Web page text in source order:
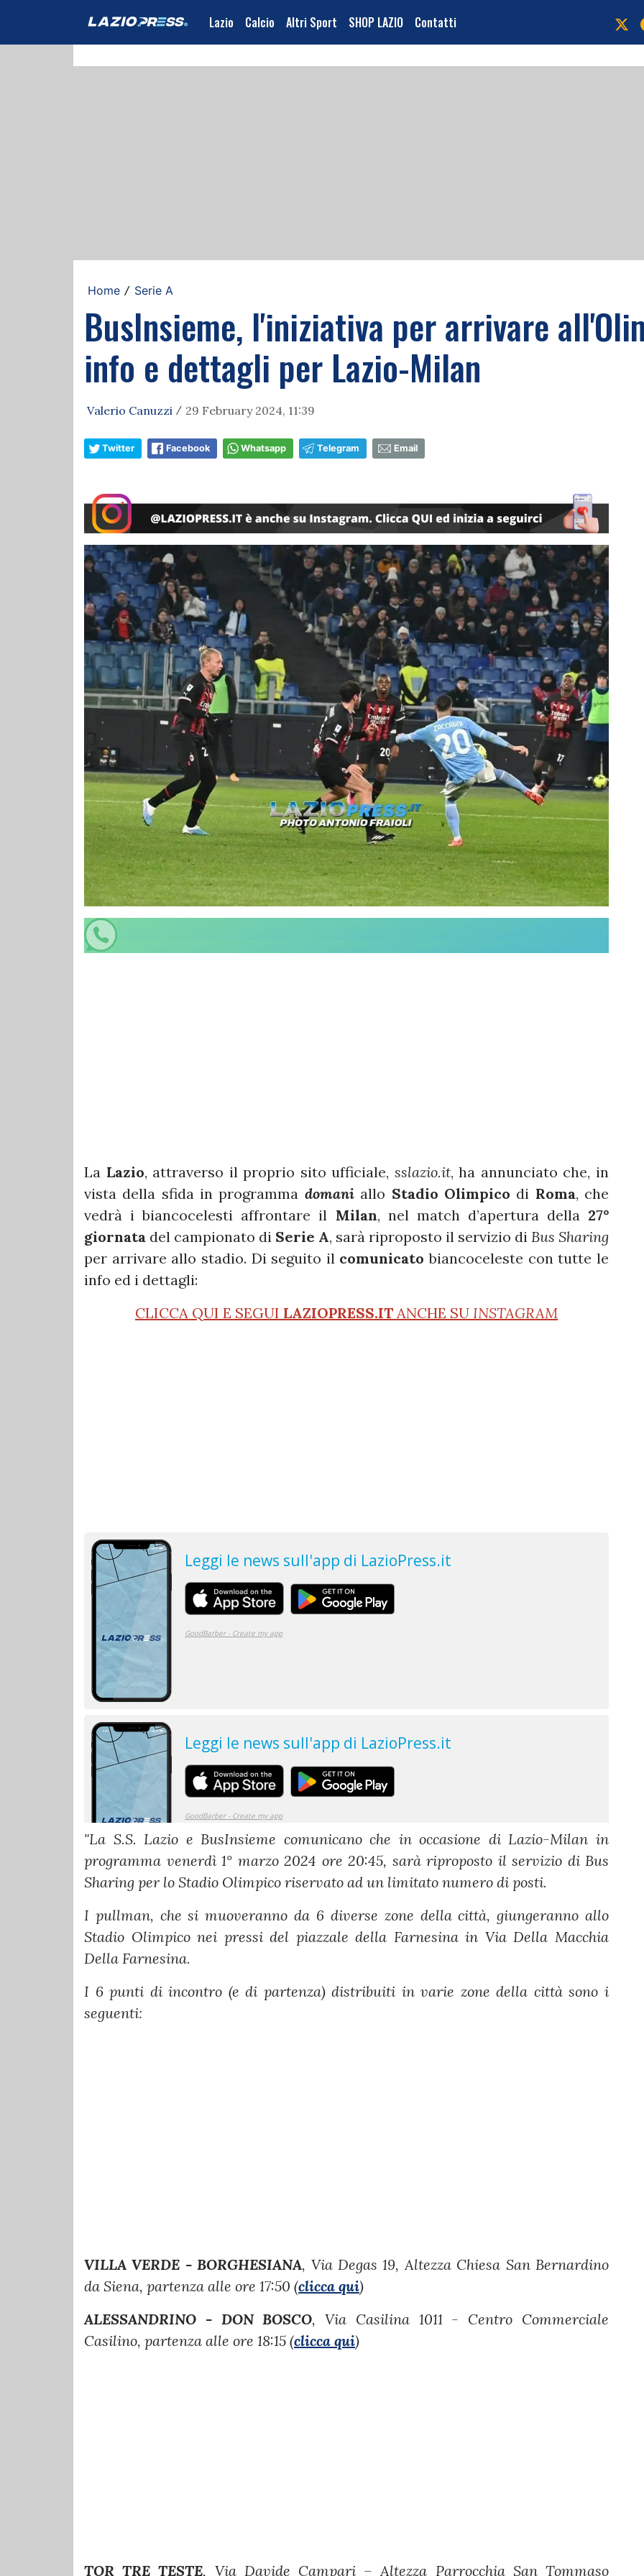
Lazio Calcio Altri Sport SHOP LAZIO Contatti
Home / Serie A
BusInsieme, l'iniziativa per arrivare
info e dettagli per Lazio-Milan
Valerio Canuzzi / 29 February 2024, 11:39
Twitter Facebook Whatsapp Telegram Email
La Lazio, attraverso il proprio sito ufficiale, sslazio.it, ha annunciato che, in
vista della sfida in programma domani allo Stadio Olimpico di Roma, che
vedrà i biancocelesti affrontare il Milan, nel match d’apertura della 27°
giornata del campionato di Serie A, sarà riproposto il servizio di Bus Sharing
per arrivare allo stadio. Di seguito il comunicatobiancoceleste con tutte le
info ed i dettagli:
CLICCA QUI E SEGUI LAZIOPRESS.IT ANCHE SU INSTAGRAM
"La S.S. Lazio e BusInsieme comunicano che in occasione di Lazio-Milan in
programma venerdì 1° marzo 2024 ore 20:45, sarà riproposto il servizio di Bus
Sharing per lo Stadio Olimpico riservato ad un limitato numero di posti.
I pullman, che si muoveranno da 6 diverse zone della città, giungeranno allo
Stadio Olimpico nei pressi del piazzale della Farnesina in Via Della Macchia
Della Farnesina.
I 6 punti di incontro (e di partenza) distribuiti in varie zone della città sono i
seguenti:
VILLA VERDE - BORGHESIANA, Via Degas 19, Altezza Chiesa San Bernardino
da Siena, partenza alle ore 17:50 (clicca qui)
ALESSANDRINO - DON BOSCO, Via Casilina 1011 - Centro Commerciale
Casilino, partenza alle ore 18:15 (clicca qui)
TOR TRE TESTE, Via Davide Campari – Altezza Parrocchia San Tommaso